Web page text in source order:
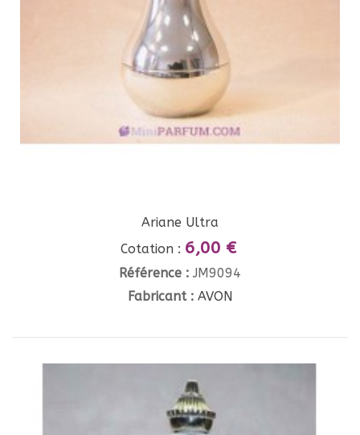
Ariane Ultra
Cotation : 6,00 €
Référence : JM9094
Fabricant : AVON